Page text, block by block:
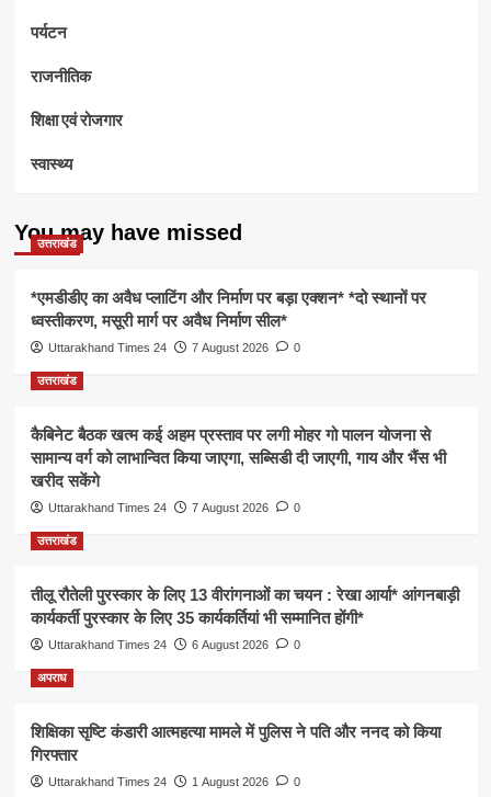
पर्यटन
राजनीतिक
शिक्षा एवं रोजगार
स्वास्थ्य
You may have missed
उत्तराखंड
*एमडीडीए का अवैध प्लाटिंग और निर्माण पर बड़ा एक्शन* *दो स्थानों पर
ध्वस्तीकरण, मसूरी मार्ग पर अवैध निर्माण सील*
Uttarakhand Times 24 7 August 2026 0
उत्तराखंड
कैबिनेट बैठक खत्म कई अहम प्रस्ताव पर लगी मोहर गो पालन योजना से
सामान्य वर्ग को लाभान्वित किया जाएगा, सब्सिडी दी जाएगी, गाय और भैंस भी
खरीद सकेंगे
Uttarakhand Times 24 7 August 2026 0
उत्तराखंड
तीलू रौतेली पुरस्कार के लिए 13 वीरांगनाओं का चयन : रेखा आर्या* आंगनबाड़ी
कार्यकर्ती पुरस्कार के लिए 35 कार्यकर्तियां भी सम्मानित होंगी*
Uttarakhand Times 24 6 August 2026 0
अपराध
शिक्षिका सृष्टि कंडारी आत्महत्या मामले में पुलिस ने पति और ननद को किया
गिरफ्तार
Uttarakhand Times 24 1 August 2026 0